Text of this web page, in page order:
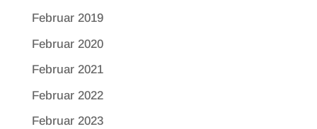
Februar 2019
Februar 2020
Februar 2021
Februar 2022
Februar 2023